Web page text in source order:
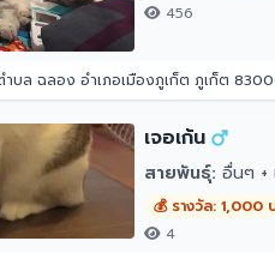
456
บล ฉลอง อำเภอเมืองภูเก็ต ภูเก็ต
เจอเก้น
สายพันธุ์: อื่นๆ +
💰 รางวัล: 1,000
4